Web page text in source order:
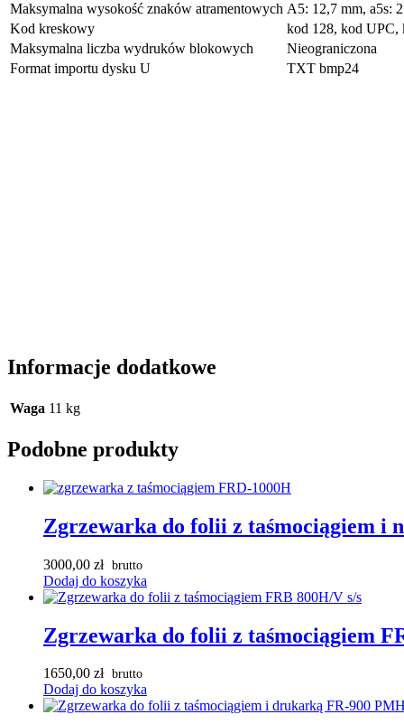
Maksymalna wysokość znaków atramentowych A5: 12,7 mm, a5s:
Kod kreskowy
kod 128, kod
Maksymalna liczba wydruków blokowych
Nieograniczona
Format importu dysku U
TXT bmp24
Informacje dodatkowe
Waga 11 kg
Podobne produkty
Zgrzewarka do folii z taśmociągiem i
3000,00 zł
Dodaj do koszyka
Zgrzewarka do folii z taśmociągiem
1650,00 zł
Dodaj do koszyka